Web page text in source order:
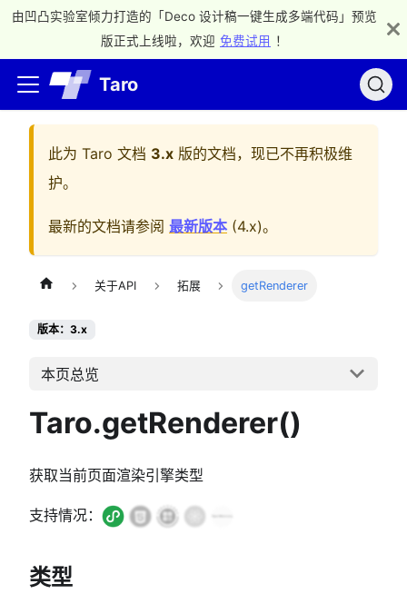
由凹凸实验室倾力打造的「Deco 设计稿一键生成多端代码」预览
版正式上线啦，欢迎 免费试用 ！
Taro
此为 Taro 文档 3.x 版的文档，现已不再积极维
护。
最新的文档请参阅 最新版本 (4.x)。
关于API 拓展 getRenderer
版本：3.x
本页总览
Taro.getRenderer()
获取当前页面渲染引擎类型
支持情况：
类型